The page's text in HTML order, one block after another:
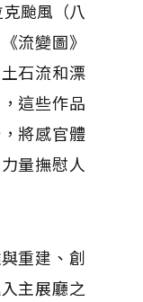
颱風（八
流變圖》
石流和漂
這些作品
將感官體
量撫慰人
重建、創
主展廳之